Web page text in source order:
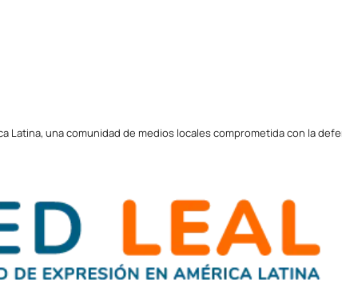
Latina, una comunidad de medios locales comprometida con la